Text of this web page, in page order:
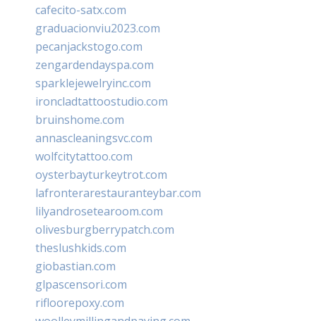
cafecito-satx.com
graduacionviu2023.com
pecanjackstogo.com
zengardendayspa.com
sparklejewelryinc.com
ironcladtattoostudio.com
bruinshome.com
annascleaningsvc.com
wolfcitytattoo.com
oysterbayturkeytrot.com
lafronterarestauranteybar.com
lilyandrosetearoom.com
olivesburgberrypatch.com
theslushkids.com
giobastian.com
glpascensori.com
rifloorepoxy.com